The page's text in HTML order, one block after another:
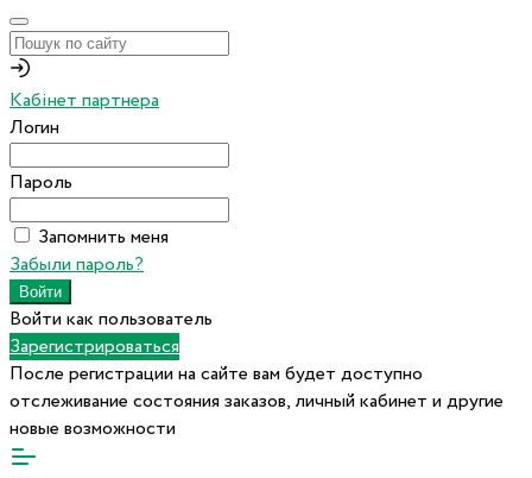
Кабінет партнера
Логин
Пароль
Запомнить меня
Забыли пароль?
Войти как пользователь
Зарегистрироваться
После регистрации на сайте вам будет доступно
отслеживание состояния заказов, личный кабинет и другие
новые возможности